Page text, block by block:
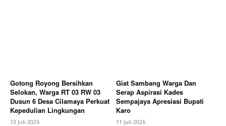
Gotong Royong Bersihkan
Selokan, Warga RT 03 RW 03
Dusun 6 Desa Cilamaya Perkuat
Kepedulian Lingkungan
13 Juli 2026
Giat Sambang Warga Dan
Serap Aspirasi Kades
Sempajaya Apresiasi Bupati
Karo
11 Juli 2026